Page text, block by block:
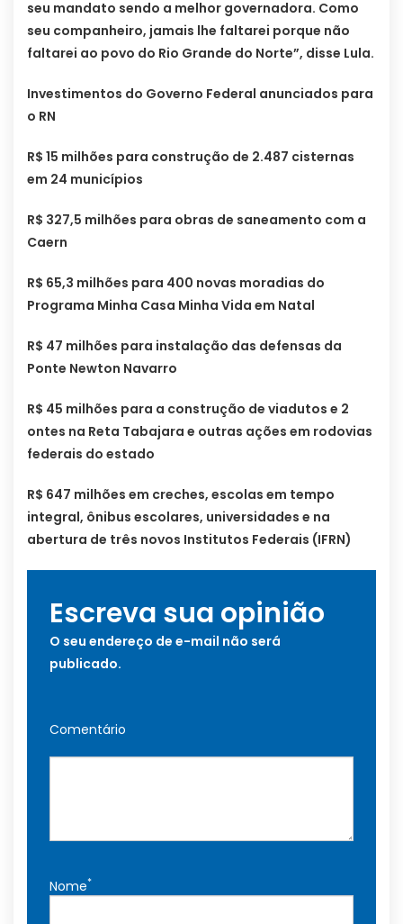
seu mandato sendo a melhor governadora. Como
seu companheiro, jamais lhe faltarei porque não
faltarei ao povo do Rio Grande do Norte”, disse Lula.
Investimentos do Governo Federal anunciados para
o RN
R$ 15 milhões para construção de 2.487 cisternas
em 24 municípios
R$ 327,5 milhões para obras de saneamento com a
Caern
R$ 65,3 milhões para 400 novas moradias do
Programa Minha Casa Minha Vida em Natal
R$ 47 milhões para instalação das defensas da
Ponte Newton Navarro
R$ 45 milhões para a construção de viadutos e 2
ontes na Reta Tabajara e outras ações em rodovias
federais do estado
R$ 647 milhões em creches, escolas em tempo
integral, ônibus escolares, universidades e na
abertura de três novos Institutos Federais (IFRN)
Escreva sua opinião
O seu endereço de e-mail não será
publicado.
Comentário
Nome*